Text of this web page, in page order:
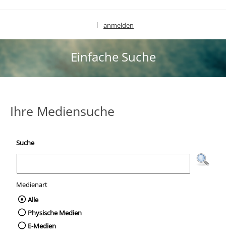
anmelden
Einfache Suche
Ihre Mediensuche
Suche
Medienart
Wählen Sie die Medienart nach der Sie
Alle
Physische Medien
E-Medien